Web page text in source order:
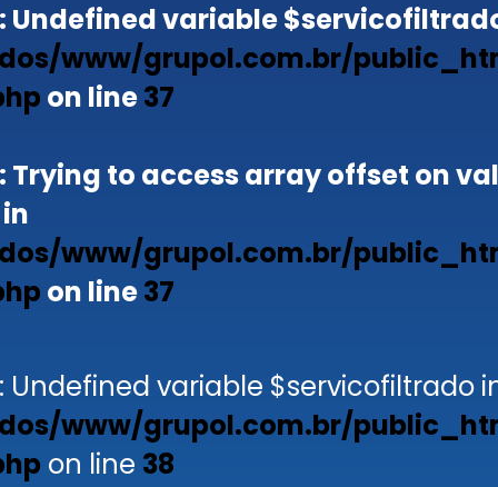
Undefined variable
www/grupol.com.br/
on line37
Trying to access array offset on
www/grupol.com.br/
on line37
Undefined variable $servicofiltrado
www/grupol.com.br/
on line 38